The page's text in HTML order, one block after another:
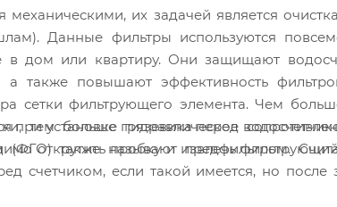
их задачей является
Данные фильтры используются
в дом или квартиру. Они защищают
также повышают эффективность
сетки фильтрующего элемента. Чем
тем больше гидравлическое
(ФГО) также называют предфильтром.
счетчиком, если такой имеется, но после
при установке грязевика перед
открутить пробку и извлечь